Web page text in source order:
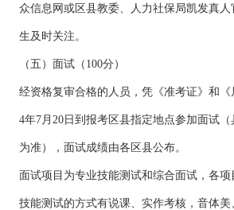
众信息网或区县教委、人力社保局凯发真
生及时关注。
（五）面试（100分）
经资格复审合格的人员，凭《准考证》和《
4年7月20日到报考区县指定地点参加面试
为准），面试成绩由各区县公布。
面试项目为专业技能测试和综合面试，各项
技能测试的方式有说课、实作考核，音体